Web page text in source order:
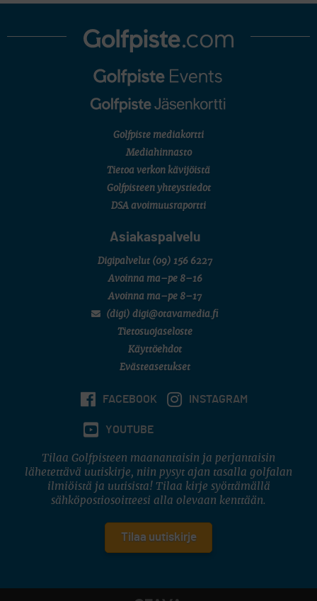
Golfpiste mediakortti
Mediahinnasto
Tietoa verkon kävijöistä
Golfpisteen yhteystiedot
DSA avoimuusraportti
Asiakaspalvelu
Digipalvelut (09) 156 6227
Avoinna ma–pe 8–16
Avoinna ma–pe 8–17
(digi) digi@otavamedia.fi
Tietosuojaseloste
Käyttöehdot
Evästeasetukset
FACEBOOK INSTAGRAM
YOUTUBE
Tilaa Golfpisteen maanantaisin ja perjantaisin
lähetettävä uutiskirje, niin pysyt ajan tasalla golfalan
ilmiöistä ja uutisista! Tilaa kirje syöttämällä
sähköpostiosoitteesi alla olevaan kenttään.
Tilaa uutiskirje